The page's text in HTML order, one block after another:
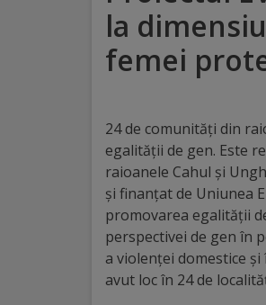
înfrățite
Distincții
Cetățeni
onoare
Deținători
la
femei
24 de comunități din
egalității de gen. Este
raioanele Cahul și
și finanțat de Uniunea
promovarea egalității
perspectivei de gen în
a violenței domestice
avut loc în 24 de